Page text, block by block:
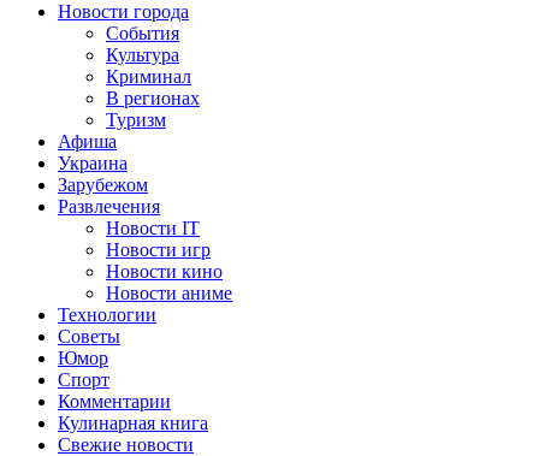
Новости города
События
Культура
Криминал
В регионах
Туризм
Афиша
Украина
Зарубежом
Развлечения
Новости IT
Новости игр
Новости кино
Новости аниме
Технологии
Советы
Юмор
Спорт
Комментарии
Кулинарная книга
Свежие новости